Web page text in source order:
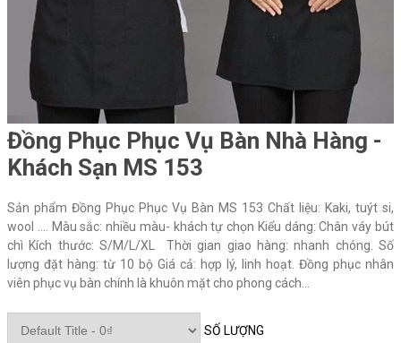
Đồng Phục Phục Vụ Bàn Nhà Hàng -
Khách Sạn MS 153
Sản phẩm Đồng Phục Phục Vụ Bàn MS 153 Chất liệu: Kaki, tuýt si,
wool …. Màu sắc: nhiều màu- khách tự chọn Kiểu dáng: Chân váy bút
chì Kích thước: S/M/L/XL Thời gian giao hàng: nhanh chóng. Số
lượng đặt hàng: từ 10 bộ Giá cả: hợp lý, linh hoạt. Đồng phục nhân
viên phục vụ bàn chính là khuôn mặt cho phong cách...
SỐ LƯỢNG